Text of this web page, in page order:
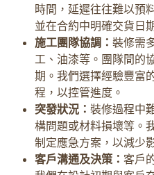
時間，延遲往往難以預
並在合約中明確交貨日
施工團隊協調： 裝修需
工、油漆等。團隊間的
期。我們選擇經驗豐富
程，以控管進度。
突發狀況： 裝修過程中
構問題或材料損壞等。
制定應急方案，以減少
客戶溝通及決策： 客戶